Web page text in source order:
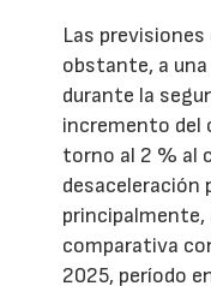
Las
obstante, a
durante la
incremento del
torno al 2 % al
desaceleración
comparativa
2025, período